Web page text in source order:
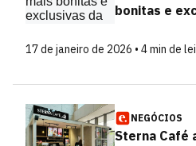
bonitas e
17 de janeiro de 2026 • 4 min de
NEGÓCIOS
Sterna Café